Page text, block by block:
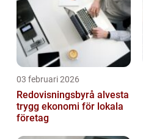
03 februari 2026
Redovisningsbyrå alvesta
trygg ekonomi för lokala
företag